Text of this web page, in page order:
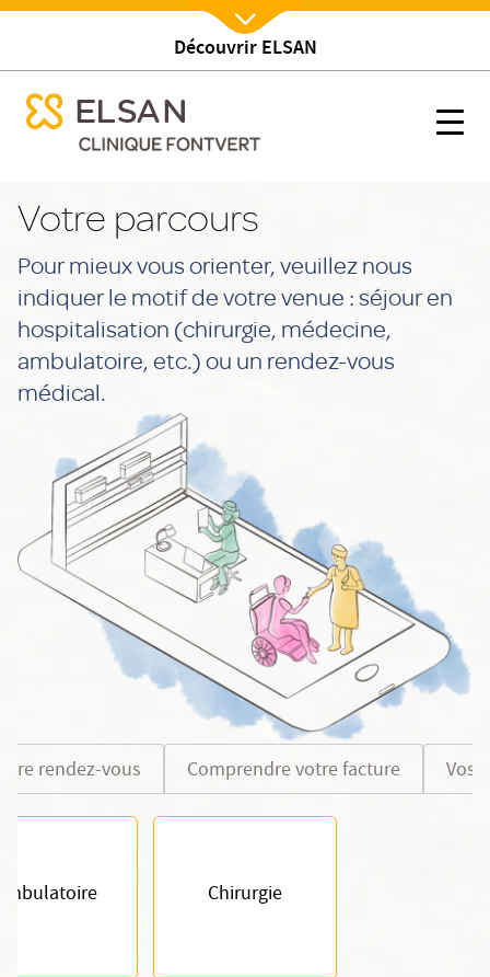
au
contenu
Découvrir ELSAN
Parcours patient
menu mobile
Nx:Afficher menu
menu mobile
Votre parcours
Pour mieux vous orienter, veuillez nous
indiquer le motif de votre venue : séjour en
hospitalisation (chirurgie, médecine,
ambulatoire, etc.) ou un rendez-vous
médical.
rendez-vous Comprendre votre facture Vos
Chirurgie